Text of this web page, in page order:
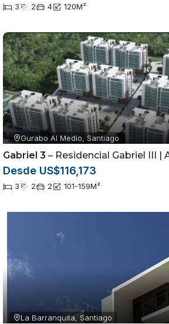
3 2 4 120M²
Gurabo Al Medio, Santiago
Gabriel 3 – Residencial Gabriel III | Apartamentos
Desde US$116,173
3 2 2 101-159M²
La Barranquita, Santiago